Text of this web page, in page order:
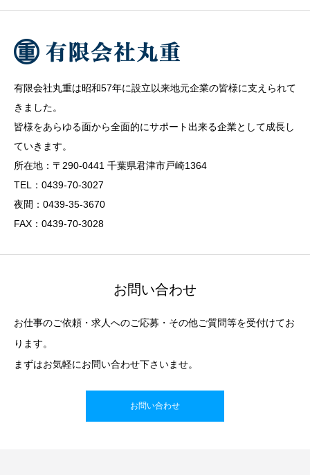
有限会社丸重は昭和57年に設立以来地元企業の皆様に支えられて
きました。
皆様をあらゆる面から全面的にサポート出来る企業として成長し
ていきます。
所在地：〒290-0441 千葉県君津市戸崎1364
TEL：0439-70-3027
夜間：0439-35-3670
FAX：0439-70-3028
お問い合わせ
お仕事のご依頼・求人へのご応募・その他ご質問等を受付けてお
ります。
まずはお気軽にお問い合わせ下さいませ。
お問い合わせ